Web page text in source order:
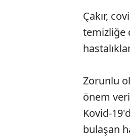
Çakır,
temizliğe
Zorunlu
önem
Kovid-
bulaşan